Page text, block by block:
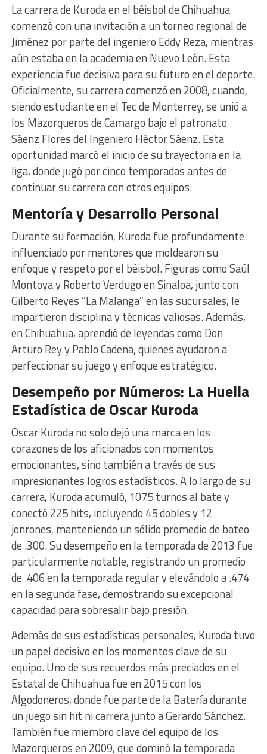
La carrera de Kuroda en el béisbol de Chihuahua
comenzó con una invitación a un torneo regional de
Jiménez por parte del ingeniero Eddy Reza, mientras
aún estaba en la academia en Nuevo León. Esta
experiencia fue decisiva para su futuro en el deporte.
Oficialmente, su carrera comenzó en 2008, cuando,
siendo estudiante en el Tec de Monterrey, se unió a
los Mazorqueros de Camargo bajo el patronato
Sáenz Flores del Ingeniero Héctor Sáenz. Esta
oportunidad marcó el inicio de su trayectoria en la
liga, donde jugó por cinco temporadas antes de
continuar su carrera con otros equipos.
Mentoría y Desarrollo Personal
Durante su formación, Kuroda fue profundamente
influenciado por mentores que moldearon su
enfoque y respeto por el béisbol. Figuras como Saúl
Montoya y Roberto Verdugo en Sinaloa, junto con
Gilberto Reyes “La Malanga” en las sucursales, le
impartieron disciplina y técnicas valiosas. Además,
en Chihuahua, aprendió de leyendas como Don
Arturo Rey y Pablo Cadena, quienes ayudaron a
perfeccionar su juego y enfoque estratégico.
Desempeño por Números: La Huella
Estadística de Oscar Kuroda
Oscar Kuroda no solo dejó una marca en los
corazones de los aficionados con momentos
emocionantes, sino también a través de sus
impresionantes logros estadísticos. A lo largo de su
carrera, Kuroda acumuló, 1075 turnos al bate y
conectó 225 hits, incluyendo 45 dobles y 12
jonrones, manteniendo un sólido promedio de bateo
de .300. Su desempeño en la temporada de 2013 fue
particularmente notable, registrando un promedio
de .406 en la temporada regular y elevándolo a .474
en la segunda fase, demostrando su excepcional
capacidad para sobresalir bajo presión.
Además de sus estadísticas personales, Kuroda tuvo
un papel decisivo en los momentos clave de su
equipo. Uno de sus recuerdos más preciados en el
Estatal de Chihuahua fue en 2015 con los
Algodoneros, donde fue parte de la Batería durante
un juego sin hit ni carrera junto a Gerardo Sánchez.
También fue miembro clave del equipo de los
Mazorqueros en 2009, que dominó la temporada